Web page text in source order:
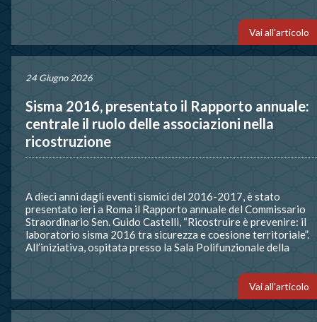
necessità che il nuovo strumento contribuisca a […]
Vai all'articolo
24 Giugno 2026
Sisma 2016, presentato il Rapporto annuale:
centrale il ruolo delle associazioni nella
ricostruzione
A dieci anni dagli eventi sismici del 2016-2017, è stato
presentato ieri a Roma il Rapporto annuale del Commissario
Straordinario Sen. Guido Castelli, “Ricostruire è prevenire: il
laboratorio sisma 2016 tra sicurezza e coesione territoriale”.
All’iniziativa, ospitata presso la Sala Polifunzionale della
delegazione di ANAEPA-Confartigianato Edilizia, composta
Vai all'articolo